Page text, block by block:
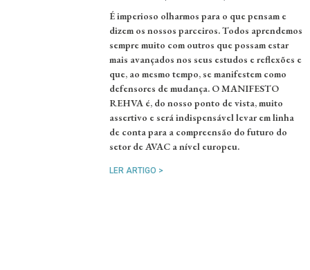
É imperioso olharmos para o que pensam e
dizem os nossos parceiros. Todos aprendemos
sempre muito com outros que possam estar
mais avançados nos seus estudos e reflexões e
que, ao mesmo tempo, se manifestem como
defensores de mudança. O MANIFESTO
REHVA é, do nosso ponto de vista, muito
assertivo e será indispensável levar em linha
de conta para a compreensão do futuro do
setor de AVAC a nível europeu.
LER ARTIGO >